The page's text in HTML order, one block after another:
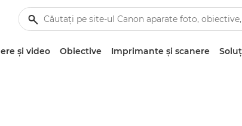
şi video Obiective Imprimante şi scanere